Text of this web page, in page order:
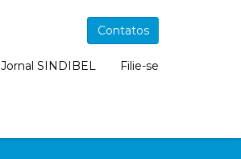
Contatos
Jornal SINDIBEL Filie-se